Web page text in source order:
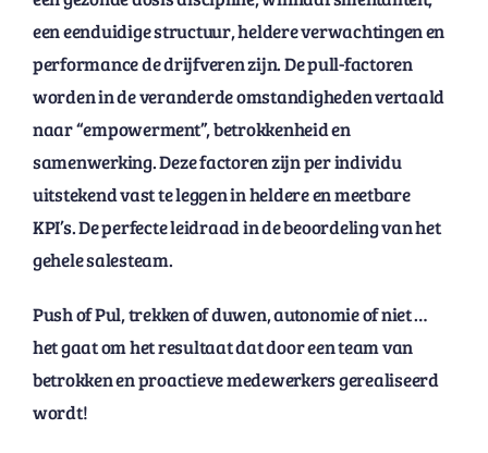
een eenduidige structuur, heldere verwachtingen en
performance de drijfveren zijn. De pull-factoren
worden in de veranderde omstandigheden vertaald
naar “empowerment”, betrokkenheid en
samenwerking. Deze factoren zijn per individu
uitstekend vast te leggen in heldere en meetbare
KPI’s. De perfecte leidraad in de beoordeling van het
gehele salesteam.
Push of Pul, trekken of duwen, autonomie of niet …
het gaat om het resultaat dat door een team van
betrokken en proactieve medewerkers gerealiseerd
wordt!